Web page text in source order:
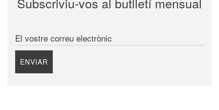
El vostre correu electrònic
ENVIAR